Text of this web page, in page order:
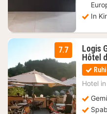
In
7.7
Logis
Hôtel
Hotel in